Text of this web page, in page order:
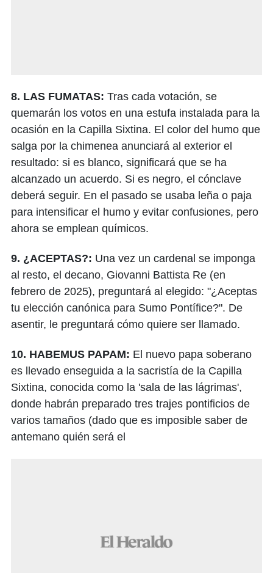
8. LAS FUMATAS: Tras cada votación, se
quemarán los votos en una estufa instalada para la
ocasión en la Capilla Sixtina. El color del humo que
salga por la chimenea anunciará al exterior el
resultado: si es blanco, significará que se ha
alcanzado un acuerdo. Si es negro, el cónclave
deberá seguir. En el pasado se usaba leña o paja
para intensificar el humo y evitar confusiones, pero
ahora se emplean químicos.
9. ¿ACEPTAS?: Una vez un cardenal se imponga
al resto, el decano, Giovanni Battista Re (en
febrero de 2025), preguntará al elegido: "¿Aceptas
tu elección canónica para Sumo Pontífice?". De
asentir, le preguntará cómo quiere ser llamado.
10. HABEMUS PAPAM: El nuevo papa soberano
es llevado enseguida a la sacristía de la Capilla
Sixtina, conocida como la 'sala de las lágrimas',
donde habrán preparado tres trajes pontificios de
varios tamaños (dado que es imposible saber de
antemano quién será el